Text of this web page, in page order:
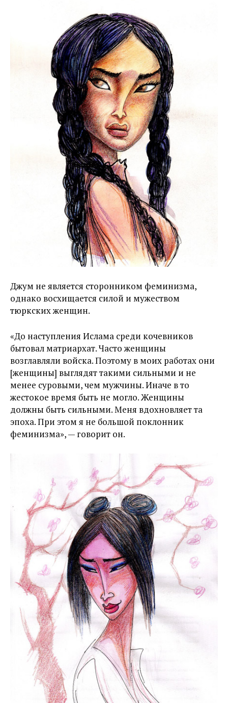
Джум не является сторонником феминизма,
однако восхищается силой и мужеством
тюркских женщин.
«До наступления Ислама среди кочевников
бытовал матриархат. Часто женщины
возглавляли войска. Поэтому в моих работах они
[женщины] выглядят такими сильными и не
менее суровыми, чем мужчины. Иначе в то
жестокое время быть не могло. Женщины
должны быть сильными. Меня вдохновляет та
эпоха. При этом я не большой поклонник
феминизма», — говорит он.